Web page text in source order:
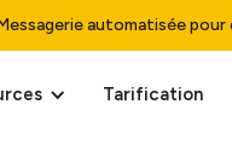
automatisée
Tarification